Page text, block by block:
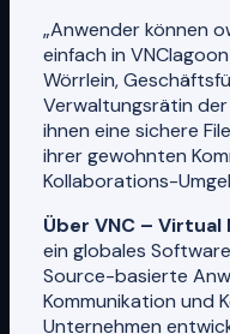
„Anwender können
einfach in
Wörrlein,
Verwaltungsrätin der
ihnen eine sichere
ihrer gewohnten
Kollaborations-
Über VNC –
ein globales
Source-basierte
Kommunikation und
Unternehmen